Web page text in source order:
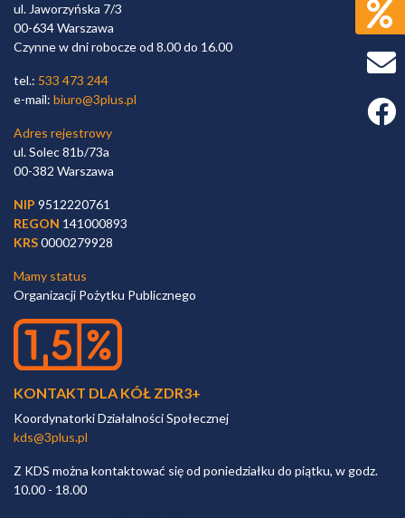
ul. Jaworzyńska 7/3
00-634 Warszawa
Czynne w dni robocze od 8.00 do 16.00
tel.: 533 473 244
e-mail: biuro@3plus.pl
Adres rejestrowy
ul. Solec 81b/73a
00-382 Warszawa
NIP 9512220761
REGON 141000893
KRS0000279928
Mamy status
Organizacji Pożytku Publicznego
KONTAKT DLA KÓŁ ZDR3+
Koordynatorki Działalności Społecznej
kds@3plus.pl
Z KDS można kontaktować się od poniedziałku do piątku, w godz.
10.00 - 18.00